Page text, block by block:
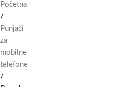
Početna
/
Punjači
za
mobilne
telefone
/